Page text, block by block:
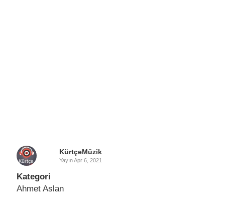
KürtçeMüzik
YayınApr 6, 2021
Kategori
Ahmet Aslan